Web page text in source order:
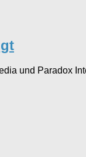
und Paradox